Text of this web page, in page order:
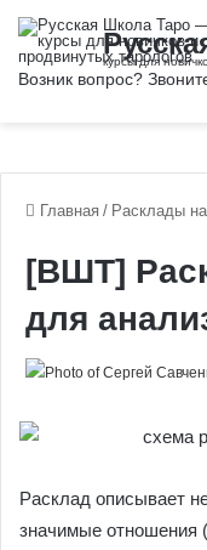
Главная / Расклады
[ВШТ]
для
Расклад описывает
значимые отношения